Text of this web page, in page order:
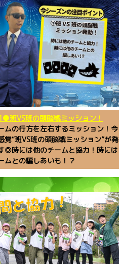
班VS班の頭脳戦ミッション！
ムの行方を左右するミッション！今
覚“班VS班の頭脳戦ミッション”が発
◎時には他のチームと協力！時には
ムとの騙しあいも！？